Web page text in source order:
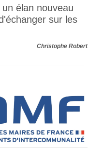
élan nouveau
sur les
Christophe Robert